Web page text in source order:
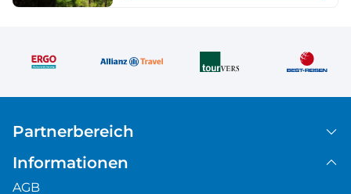
Partnerbereich
Informationen
AGB